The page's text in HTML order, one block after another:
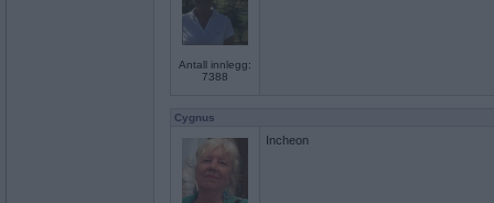
Antall innlegg:
7388
Cygnus
Incheon